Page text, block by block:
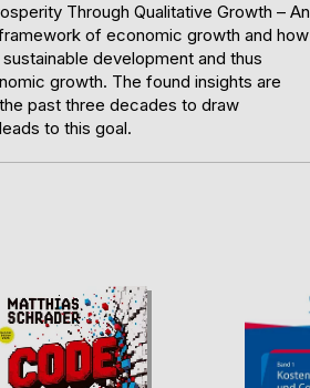
Through Qualitative Growth – An
of economic growth and how
development and thus
growth. The found insights are
past three decades to draw
to this goal.